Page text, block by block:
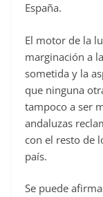
España.
El motor de la
marginación a
sometida y la
que ninguna
tampoco a ser
andaluzas
con el resto de
país.
Se puede